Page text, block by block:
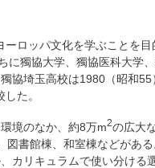
ロッパ文化を学ぶことを
に獨協大学、獨協医科大学
協埼玉高校は1980（昭和55
た。
境のなか、約8万m2の広大
書館棟、和室棟などがあ
カリキュラムで使い分ける